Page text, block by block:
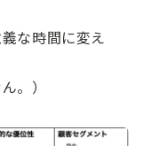
な時間に変え
。）